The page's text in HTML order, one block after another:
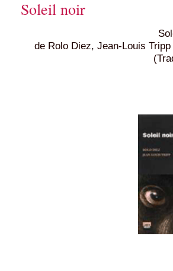
Soleil noir
de Rolo Diez, Jean-Louis